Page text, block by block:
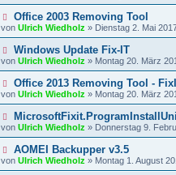
Office 2003 Removing Tool
von Ulrich Wiedholz » Dienstag 2. Mai
Windows Update Fix-IT
von Ulrich Wiedholz » Montag 20. März
Office 2013 Removing Tool -
von Ulrich Wiedholz » Montag 20. März
von Ulrich Wiedholz » Donnerstag 9.
AOMEI Backupper v3.5
von Ulrich Wiedholz » Montag 1. August